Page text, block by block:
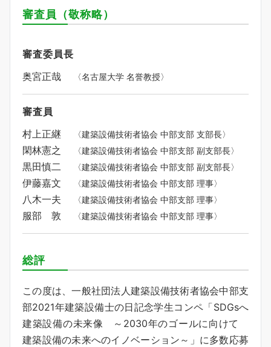
審査員（敬称略）
審査委員長
奥宮正哉
〈名古屋大学 名誉教授〉
審査員
村上正継
〈建築設備技術者協会 中部支部 支部長〉
閑林憲之 〈建築設備技術者協会 中部支部 副支部長〉
黒田慎二 〈建築設備技術者協会 中部支部 副支部長〉
伊藤嘉文 〈建築設備技術者協会 中部支部 理事〉
八木一夫 〈建築設備技術者協会 中部支部 理事〉
服部 敦 〈建築設備技術者協会 中部支部 理事〉
総評
この度は、一般社団法人建築設備技術者協会中部支
部2021年建築設備士の日記念学生コンペ「SDGsへ
建築設備の未来像 ～2030年のゴールに向けて
建築設備の未来へのイノベーション～」に多数応募